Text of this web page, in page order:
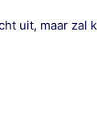
uit, maar